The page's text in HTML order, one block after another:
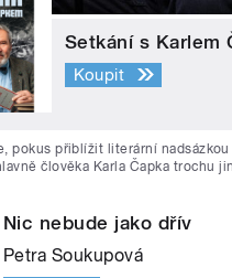
Setkání s Karlem
Koupit
pokus přiblížit literární
člověka Karla Čapka trochu
Nic nebude jako dřív
Petra Soukupová